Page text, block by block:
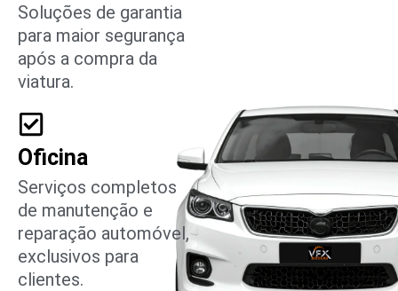
Soluções de garantia
para maior segurança
após a compra da
viatura.
Oficina
Serviços completos
de manutenção e
reparação automóvel,
exclusivos para
clientes.